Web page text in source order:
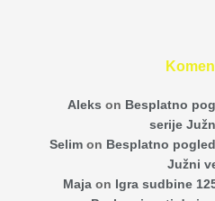
Aleks on Besplatno
serije
Selim on Besplatno
Južni
Majaon Igra sudbine